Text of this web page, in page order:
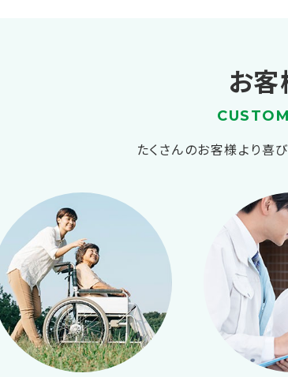
お
たくさんのお客様より喜